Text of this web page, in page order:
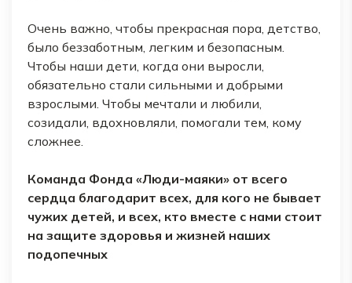
Очень важно, чтобы прекрасная пора, детство,
было беззаботным, легким и безопасным.
Чтобы наши дети, когда они выросли,
обязательно стали сильными и добрыми
взрослыми. Чтобы мечтали и любили,
созидали, вдохновляли, помогали тем, кому
сложнее.
Команда Фонда «Люди-маяки» от всего
сердца благодарит всех, для кого не бывает
чужих детей, и всех, кто вместе с нами стоит
на защите здоровья и жизней наших
подопечных